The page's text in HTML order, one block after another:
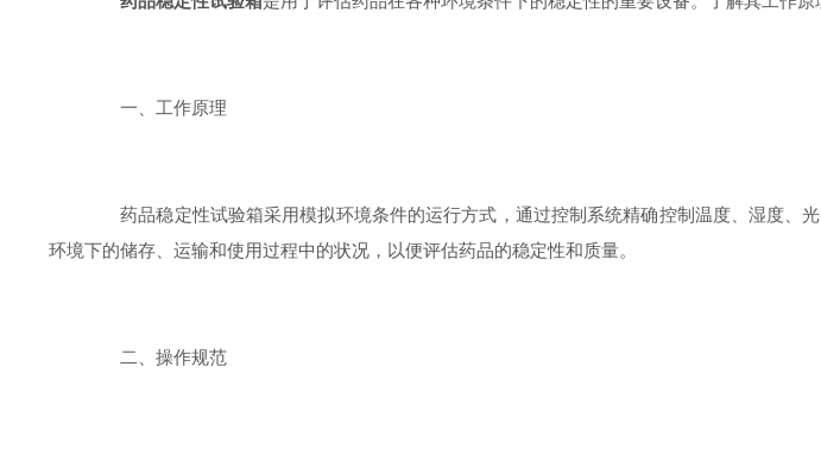
一、工作原理
药品稳定性试验箱采用模拟环境条件的运行方式，通过控制系统精确控制温度、湿度、
环境下的储存、运输和使用过程中的状况，以便评估药品的稳定性和质量。
二、操作规范